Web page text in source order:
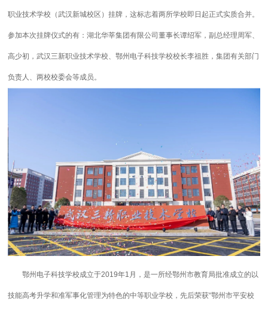
职业技术学校（武汉新城校区）挂牌，这标志着两所学校即日起正式实质合并。
参加本次挂牌仪式的有：湖北华莘集团有限公司董事长谭绍军，副总经理周军、
高少初，武汉三新职业技术学校、鄂州电子科技学校校长李祖胜，集团有关部门
负责人、两校校委会等成员。
鄂州电子科技学校成立于2019年1月，是一所经鄂州市教育局批准成立的以
技能高考升学和准军事化管理为特色的中等职业学校，先后荣获“鄂州市平安校